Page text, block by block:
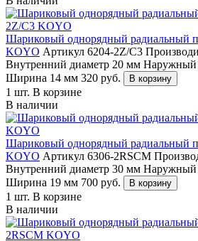
Шариковый однорядный радиальный
KOYO Артикул 6204-2Z/C3
Внутренний диаметр 20 мм Наружный
Ширина 14 мм 320 руб. В корзину
1 шт. В корзине
В наличии
Шариковый однорядный радиальный
KOYO Артикул 6306-2RSCM
Внутренний диаметр 30 мм Наружный
Ширина 19 мм 700 руб. В корзину
1 шт. В корзине
В наличии